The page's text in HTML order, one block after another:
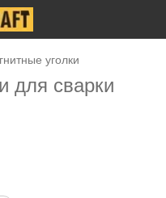
уголки
для сварки